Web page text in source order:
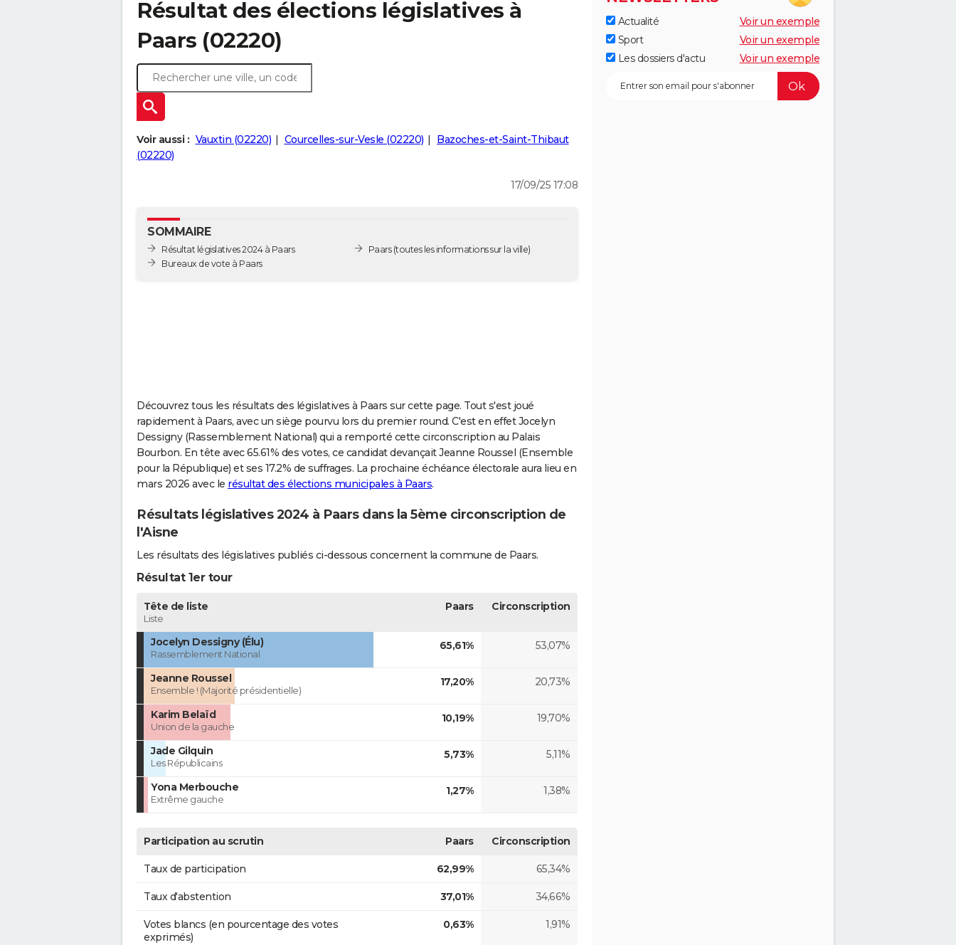
Résultat des élections législatives à
Paars (02220)
Voir aussi : Vauxtin (02220) Courcelles-sur-Vesle (02220)
Bazoches-et-Saint-Thibaut
(02220)
17/09/25 17:08
SOMMAIRE
Résultat législatives 2024 à Paars
Bureaux de vote à Paars
Paars(toutes les informations sur la ville)
Découvrez tous les résultats des législatives à Paars sur cette page. Tout s'est joué
rapidement à Paars, avec un siège pourvu lors du premier round. C'est en effet Jocelyn
Dessigny (Rassemblement National) qui a remporté cette circonscription au Palais
Bourbon. En tête avec 65.61% des votes, ce candidat devançait Jeanne Roussel (Ensemble
pour la République) et ses 17.2% de suffrages. La prochaine échéance électorale aura lieu en
mars 2026 avec le résultat des élections municipales à Paars.
Résultats législatives 2024 à Paars dans la 5ème circonscription de
l'Aisne
Les résultats des législatives publiés ci-dessous concernent la commune de Paars.
Résultat 1er tour
Tête de liste
Liste
Paars Circonscription
Jocelyn Dessigny (Élu)
Rassemblement National
65,61% 53,07%
Jeanne Roussel
Ensemble ! (Majorité présidentielle)
17,20% 20,73%
Karim Belaïd
Union de la gauche
10,19% 19,70%
Jade Gilquin
Les Républicains
5,73% 5,11%
Yona Merbouche
Extrême gauche
1,27% 1,38%
Participation au scrutin Paars Circonscription
Taux de participation 62,99% 65,34%
Taux d'abstention 37,01% 34,66%
Votes blancs (en pourcentage des votes
exprimés)
0,63% 1,91%
Actualité
Voir un exemple
Sport
Voir un exemple
Les dossiers d'actu
Voir un exemple